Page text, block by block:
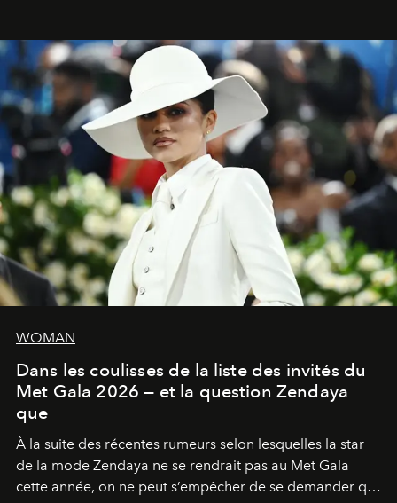
WOMAN
Dans les coulisses de la liste des invités du
Met Gala 2026 — et la question Zendaya
que
À la suite des récentes rumeurs selon lesquelles la star
de la mode Zendaya ne se rendrait pas au Met Gala
cette année, on ne peut s’empêcher de se demander qui